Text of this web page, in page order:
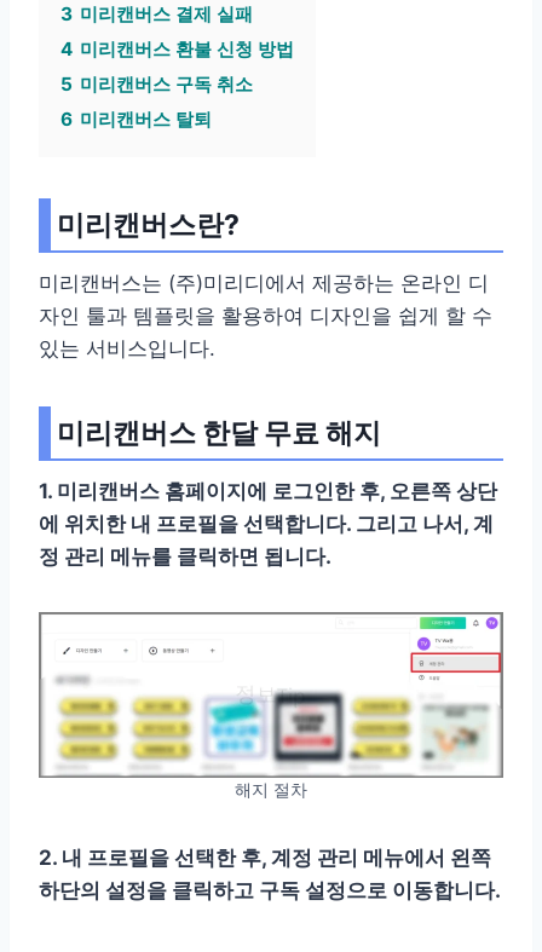
3 미리캔버스 결제 실패
4 미리캔버스 환불 신청 방법
5 미리캔버스 구독 취소
6 미리캔버스 탈퇴
미리캔버스란?
미리캔버스는 (주)미리디에서 제공하는 온라인 디
자인 툴과 템플릿을 활용하여 디자인을 쉽게 할 수
있는 서비스입니다.
미리캔버스 한달 무료 해지
1. 미리캔버스 홈페이지에 로그인한 후, 오른쪽 상단
에 위치한 내 프로필을 선택합니다. 그리고 나서, 계
정 관리 메뉴를 클릭하면 됩니다.
해지 절차
2. 내 프로필을 선택한 후, 계정 관리 메뉴에서 왼쪽
하단의 설정을 클릭하고 구독 설정으로 이동합니다.